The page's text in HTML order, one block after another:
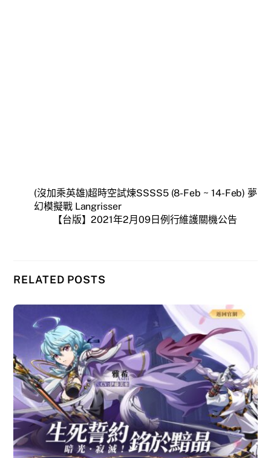
(沒加乘英雄)超時空試煉SSSS5 (8-Feb ~ 14-Feb) 夢
幻模擬戰 Langrisser
【台版】2021年2月09日例行維護關機公告
RELATED POSTS